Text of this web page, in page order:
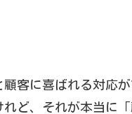
顧客に喜ばれる対
ど、それが本当に